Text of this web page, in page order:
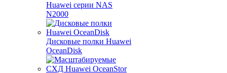
Huawei серии NAS
N2000
Дисковые полки Huawei
OceanDisk